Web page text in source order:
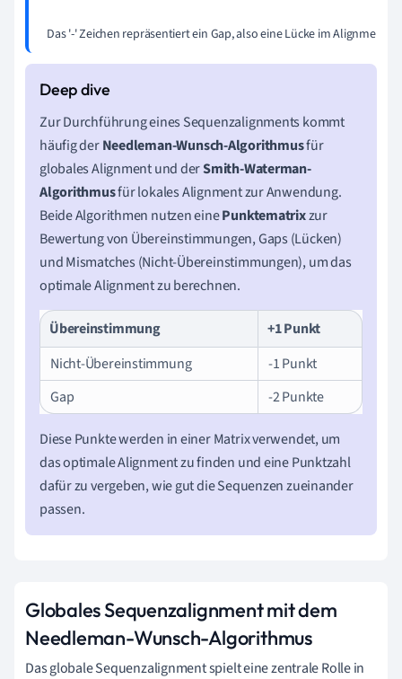
Das '-' Zeichen repräsentiert ein Gap, also eine Lücke im
Zur Durchführung eines Sequenzalignments kommt
häufig derNeedleman-Wunsch-Algorithmusfür
globales Alignment und derSmith-Waterman-
Algorithmusfür lokales Alignment zur Anwendung.
Beide Algorithmen nutzen einePunktematrixzur
Bewertung von Übereinstimmungen, Gaps (Lücken)
und Mismatches (Nicht-Übereinstimmungen), um das
optimale Alignment zu berechnen.
Übereinstimmung
+1 Punkt
Nicht-Übereinstimmung
-1 Punkt
Gap
-2 Punkte
Diese Punkte werden in einer Matrix verwendet, um
das optimale Alignment zu finden und eine Punktzahl
dafür zu vergeben, wie gut die Sequenzen zueinander
passen.
Globales Sequenzalignment mit dem
Needleman-Wunsch-Algorithmus
Das globale Sequenzalignment spielt eine zentrale Rolle in